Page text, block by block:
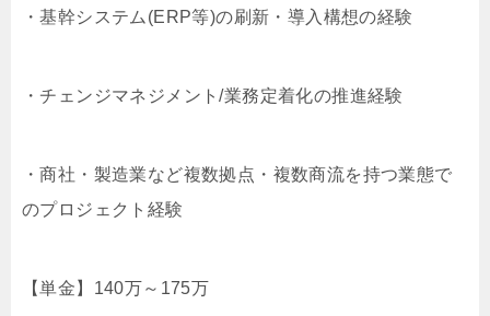
・基幹システム(ERP等)の刷新・導入構想の経験
・チェンジマネジメント/業務定着化の推進経験
・商社・製造業など複数拠点・複数商流を持つ業態で
のプロジェクト経験
【単金】140万～175万